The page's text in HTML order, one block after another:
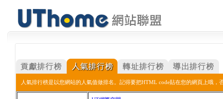
人氣排行榜是以您網站的人氣值做排名。記得要把HTML code貼在您的網頁上哦，